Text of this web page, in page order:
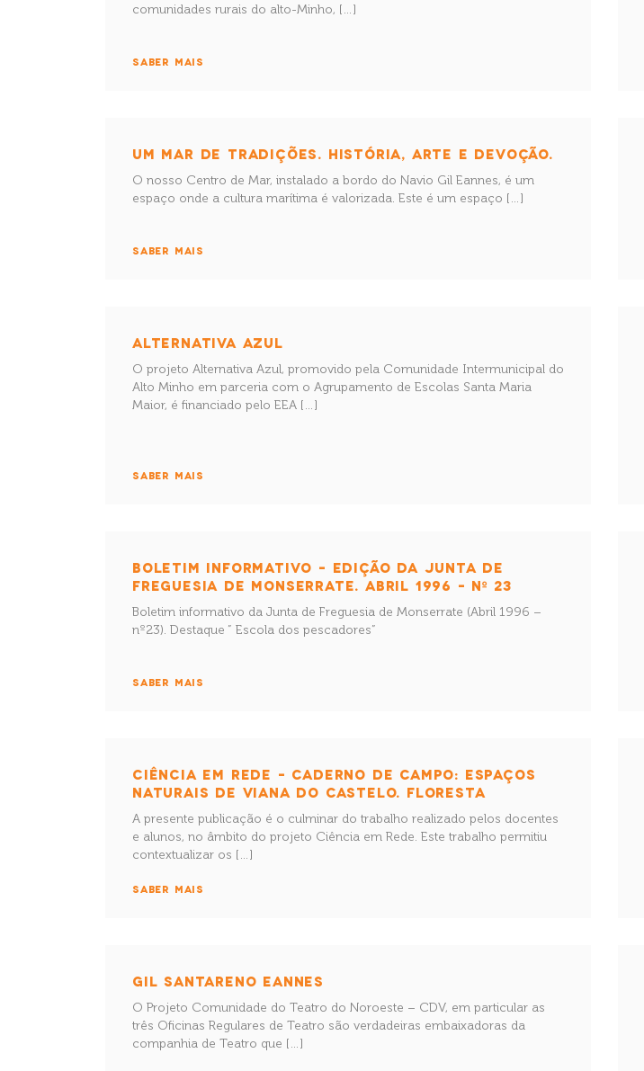
comunidades rurais do alto-Minho, […]
SABER MAIS
UM MAR DE TRADIÇÕES. HISTÓRIA, ARTE E DEVOÇÃO.
O nosso Centro de Mar, instalado a bordo do Navio Gil Eannes, é um
espaço onde a cultura marítima é valorizada. Este é um espaço […]
SABER MAIS
ALTERNATIVA AZUL
O projeto Alternativa Azul, promovido pela Comunidade Intermunicipal do
Alto Minho em parceria com o Agrupamento de Escolas Santa Maria
Maior, é financiado pelo EEA […]
SABER MAIS
BOLETIM INFORMATIVO – EDIÇÃO DA JUNTA DE
FREGUESIA DE MONSERRATE. ABRIL 1996 – Nº 23
Boletim informativo da Junta de Freguesia de Monserrate (Abril 1996 –
nº23). Destaque ” Escola dos pescadores”
SABER MAIS
CIÊNCIA EM REDE – CADERNO DE CAMPO: ESPAÇOS
NATURAIS DE VIANA DO CASTELO. FLORESTA
A presente publicação é o culminar do trabalho realizado pelos docentes
e alunos, no âmbito do projeto Ciência em Rede. Este trabalho permitiu
contextualizar os […]
SABER MAIS
GIL SANTARENO EANNES
O Projeto Comunidade do Teatro do Noroeste – CDV, em particular as
três Oficinas Regulares de Teatro são verdadeiras embaixadoras da
companhia de Teatro que […]